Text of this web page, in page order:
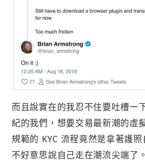
而且說實在的我忍不住要吐槽一
紀的我們，想要交易最新潮的虛
規範的 KYC 流程竟然是拿著護
不好意思說自己走在潮流尖端了。